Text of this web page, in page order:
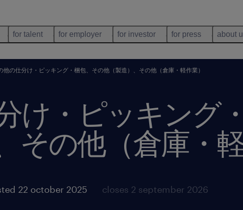
for talent for employer for investor for press about
他の仕分け・ピッキング・梱包、その他（製造）、その他（倉庫・軽作業）
け・ピッキング
その他（倉庫・
22 october 2025 closes 2 september 2026